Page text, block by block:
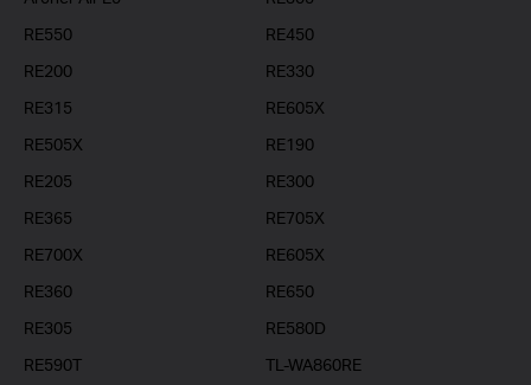
RE550
RE450
RE200
RE330
RE315
RE605X
RE505X
RE190
RE205
RE300
RE365
RE705X
RE700X
RE605X
RE360
RE650
RE305
RE580D
RE590T
TL-WA860RE